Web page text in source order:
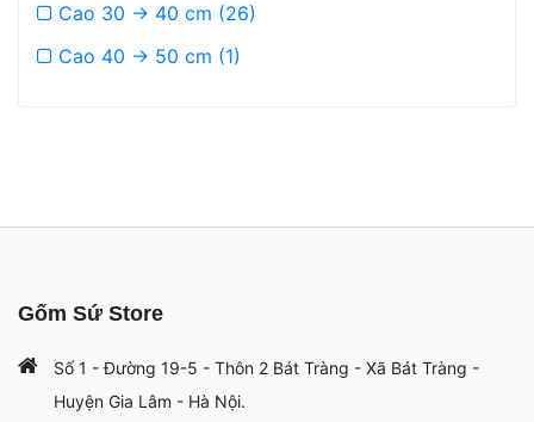
Cao 30 -> 40 cm (26)
Cao 40 -> 50 cm (1)
Gốm Sứ Store
Số 1 - Đường 19-5 - Thôn 2 Bát Tràng - Xã Bát Tràng -
Huyện Gia Lâm - Hà Nội.